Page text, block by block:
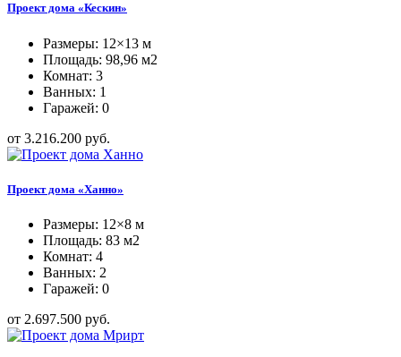
Проект дома «Кескин»
Размеры: 12×13 м
Площадь: 98,96 м2
Комнат: 3
Ванных: 1
Гаражей: 0
от 3.216.200 руб.
Проект дома «Ханно»
Размеры: 12×8 м
Площадь: 83 м2
Комнат: 4
Ванных: 2
Гаражей: 0
от 2.697.500 руб.